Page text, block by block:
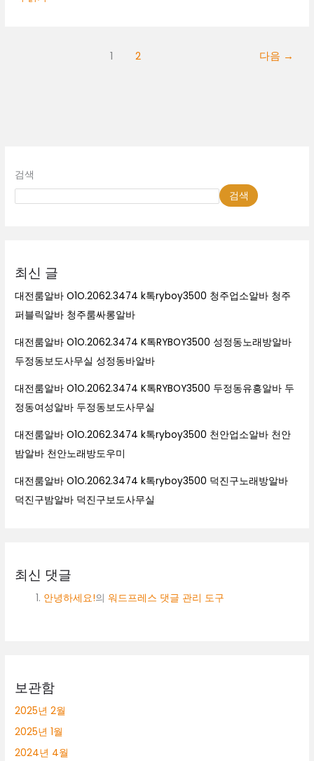
1 2 다음 →
검색
검색
최신 글
대전룸알바 O1O.2062.3474 k톡ryboy3500 청주업소알바 청주
퍼블릭알바 청주룸싸롱알바
대전룸알바 O1O.2062.3474 K톡RYBOY3500 성정동노래방알바
두정동보도사무실 성정동바알바
대전룸알바 O1O.2062.3474 K톡RYBOY3500 두정동유흥알바 두
정동여성알바 두정동보도사무실
대전룸알바 O1O.2062.3474 k톡ryboy3500 천안업소알바 천안
밤알바 천안노래방도우미
대전룸알바 O1O.2062.3474 k톡ryboy3500 덕진구노래방알바
덕진구밤알바 덕진구보도사무실
최신 댓글
안녕하세요!의워드프레스 댓글 관리 도구
보관함
2025년 2월
2025년 1월
2024년 4월